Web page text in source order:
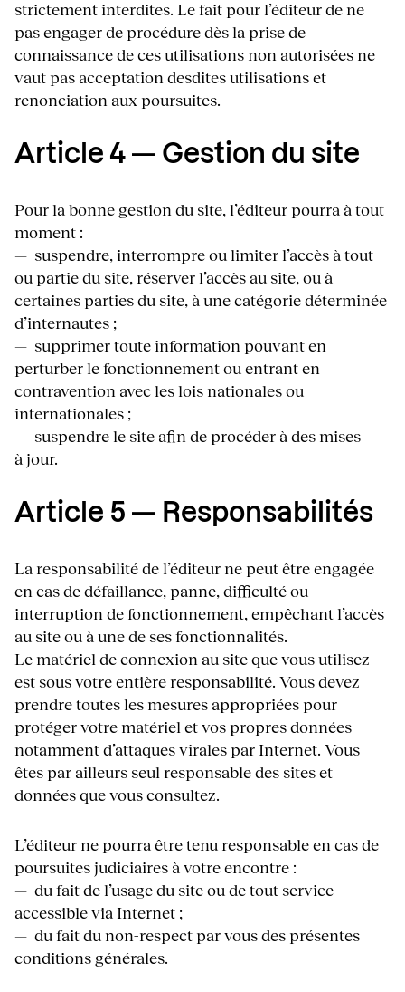
strictement interdites. Le fait pour l’éditeur de ne
pas engager de procédure dès la prise de
connaissance de ces utilisations non autorisées ne
vaut pas acceptation desdites utilisations et
renonciation aux poursuites.
Article 4 — Gestion du site
Pour la bonne gestion du site, l’éditeur pourra à tout
moment :
— suspendre, interrompre ou limiter l’accès à tout
ou partie du site, réserver l’accès au site, ou à
certaines parties du site, à une catégorie déterminée
d’internautes ;
— supprimer toute information pouvant en
perturber le fonctionnement ou entrant en
contravention avec les lois nationales ou
internationales ;
— suspendre le site afin de procéder à des mises
à jour.
Article 5 — Responsabilités
La responsabilité de l’éditeur ne peut être engagée
en cas de défaillance, panne, difficulté ou
interruption de fonctionnement, empêchant l’accès
au site ou à une de ses fonctionnalités.
Le matériel de connexion au site que vous utilisez
est sous votre entière responsabilité. Vous devez
prendre toutes les mesures appropriées pour
protéger votre matériel et vos propres données
notamment d’attaques virales par Internet. Vous
êtes par ailleurs seul responsable des sites et
données que vous consultez.
L’éditeur ne pourra être tenu responsable en cas de
poursuites judiciaires à votre encontre :
— du fait de l’usage du site ou de tout service
accessible via Internet ;
— du fait du non-respect par vous des présentes
conditions générales.